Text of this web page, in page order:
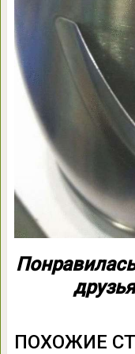
ПОХОЖИЕ